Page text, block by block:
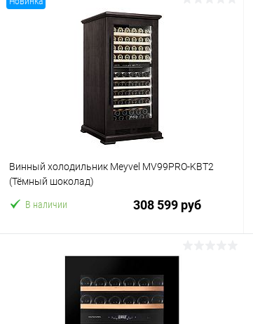
Винный холодильник Meyvel MV99PRO-KBT2
(Тёмный шоколад)
В наличии 308 599 руб
Купить в 1 клик Сравнение